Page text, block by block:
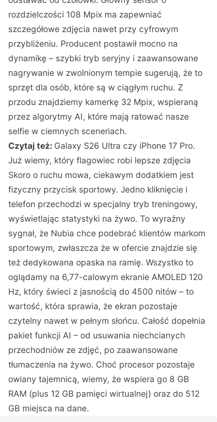
rozdzielczości 108 Mpix ma zapewniać
szczegółowe zdjęcia nawet przy cyfrowym
przybliżeniu. Producent postawił mocno na
dynamikę – szybki tryb seryjny i zaawansowane
nagrywanie w zwolnionym tempie sugerują, że to
sprzęt dla osób, które są w ciągłym ruchu. Z
przodu znajdziemy kamerkę 32 Mpix, wspieraną
przez algorytmy AI, które mają ratować nasze
selfie w ciemnych sceneriach.
Czytaj też: Galaxy S26 Ultra czy iPhone 17 Pro.
Już wiemy, który flagowiec robi lepsze zdjęcia
Skoro o ruchu mowa, ciekawym dodatkiem jest
fizyczny przycisk sportowy. Jedno kliknięcie i
telefon przechodzi w specjalny tryb treningowy,
wyświetlając statystyki na żywo. To wyraźny
sygnał, że Nubia chce podebrać klientów markom
sportowym, zwłaszcza że w ofercie znajdzie się
też dedykowana opaska na ramię. Wszystko to
oglądamy na 6,77-calowym ekranie AMOLED 120
Hz, który świeci z jasnością do 4500 nitów – to
wartość, która sprawia, że ekran pozostaje
czytelny nawet w pełnym słońcu. Całość dopełnia
pakiet funkcji AI – od usuwania niechcianych
przechodniów ze zdjęć, po zaawansowane
tłumaczenia na żywo. Choć procesor pozostaje
owiany tajemnicą, wiemy, że wspiera go 8 GB
RAM (plus 12 GB pamięci wirtualnej) oraz do 512
GB miejsca na dane.